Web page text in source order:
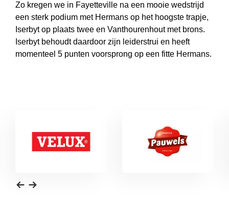
Zo kregen we in Fayetteville na een mooie wedstrijd
een sterk podium met Hermans op het hoogste trapje,
Iserbyt op plaats twee en Vanthourenhout met brons.
Iserbyt behoudt daardoor zijn leiderstrui en heeft
momenteel 5 punten voorsprong op een fitte Hermans.